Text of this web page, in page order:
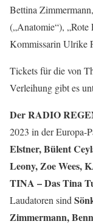
Bettina
(„Anatomie“), „Rote
Kommissarin Ulrike
Tickets für die von
Verleihung gibt es
Der RADIO
2023 in der Europa-
Elstner, Bülent
Leony, Zoe Wees,
TINA – Das Tina
Laudatoren sind
Zimmermann,